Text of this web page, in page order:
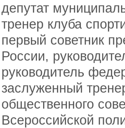
депутат
тренер клуба
первый советник
России,
руководитель
заслуженный
общественного
Всероссийской